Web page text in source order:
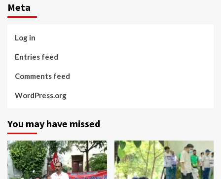
Meta
Log in
Entries feed
Comments feed
WordPress.org
You may have missed